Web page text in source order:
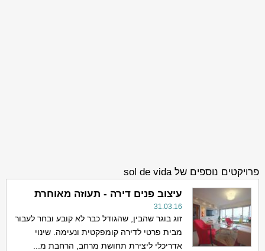
פרויקטים נוספים של sol de vida
עיצוב פנים דירה - תעוזה מאוחרת
31.03.16
זוג בוגר שהבין, שהגודל כבר לא קובע ובחר לעבור
מבית פרטי לדירה קומפקטית ונעימה. שינוי
אדריכלי ליצירת תחושת מרחב, הרחבת מ...